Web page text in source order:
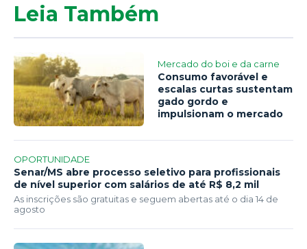
Leia Também
Mercado do boi e da carne
Consumo favorável e
escalas curtas sustentam
gado gordo e
impulsionam o mercado
OPORTUNIDADE
Senar/MS abre processo seletivo para profissionais
de nível superior com salários de até R$ 8,2 mil
As inscrições são gratuitas e seguem abertas até o dia 14 de
agosto